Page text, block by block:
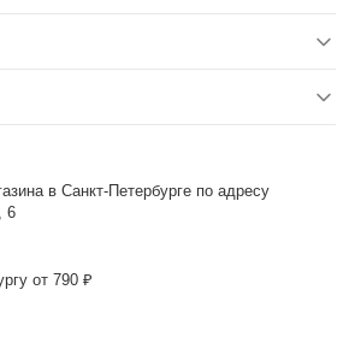
в Санкт-Петербурге по адресу
6
от 790 ₽